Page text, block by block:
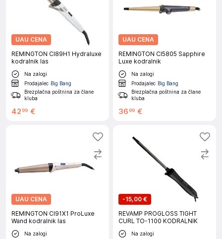
UAU CENA
REMINGTON CI89H1 Hydraluxe
kodralnik las
Na zalogi
Prodajalec Big Bang
Brezplačna poštnina za člane
kluba
42 99 €
UAU CENA
REMINGTON CI5805 Sapphire
Luxe kodralnik
Na zalogi
Prodajalec Big Bang
Brezplačna poštnina za člane
kluba
36 99 €
UAU CENA
REMINGTON CI91X1 ProLuxe
Wand kodralnik las
Na zalogi
-15,00 €
REVAMP PROGLOSS TIGHT
CURL TO-1100 KODRALNIK
Na zalogi